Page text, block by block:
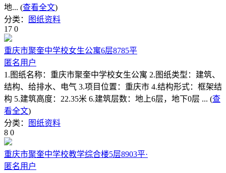
地... (查看全文)
分类：
图纸资料
17 0
重庆市聚奎中学校女生公寓6层8785平
匿名用户
1.图纸名称：重庆市聚奎中学校女生公寓 2.图纸类型：建筑、
结构、给排水、电气 3.项目位置：重庆市 4.结构形式：框架结
构 5.建筑高度：22.35米 6.建筑层数：地上6层，地下0层 ... (查
看全文)
分类：
图纸资料
8 0
重庆市聚奎中学校教学综合楼5层8903平·
匿名用户